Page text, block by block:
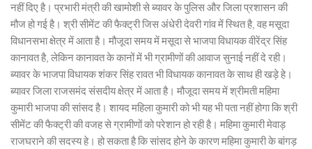
नहीं दिए है। प्रभारी मंत्री की खामोशी से ब्यावर के पुलिस और जिला प्रशासन की
मौज हो गई है। श्री सीमेंट की फैक्ट्री जिस अंधेरी देवरी गांव में स्थित है, वह मसूदा
विधानसभा क्षेत्र में आता है। मौजूदा समय में मसूदा से भाजपा विधायक वीरेंद्र सिंह
कानावत है, लेकिन कानावत के कानों में भी ग्रामीणों की आवाज सुनाई नहीं दे रही।
ब्यावर के भाजपा विधायक शंकर सिंह रावत भी विधायक कानावत के साथ ही खड़े हे।
ब्यावर जिला राजसमंद संसदीय क्षेत्र में आता है। मौजूदा समय में श्रीमती महिमा
कुमारी भाजपा की सांसद है। शायद महिला कुमारी को भी यह भी पता नहीं होगा कि श्री
सीमेंट की फैक्ट्री की वजह से ग्रामीणों को परेशान हो रही है। महिमा कुमारी मेवाड़
राजघराने की सदस्य हे। हो सकता है कि सांसद होने के कारण महिमा कुमारी के बांगड़